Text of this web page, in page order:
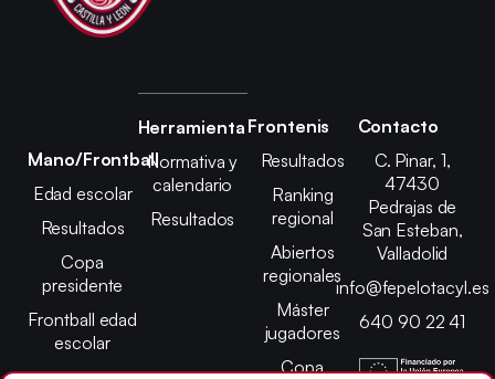
Mano/Frontball
Edad escolar
Resultados
Copa
presidente
Frontball edad
escolar
Herramienta
Normativa y
calendario
Resultados
Frontenis
Resultados
Ranking
regional
Abiertos
regionales
Máster
jugadores
Copa
Contacto
C. Pinar, 1,
47430
Pedrajas de
San Esteban,
Valladolid
info@fepelotacyl.es
640 90 22 41